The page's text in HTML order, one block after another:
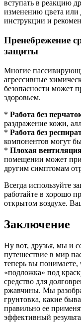
вступать в реакцию
изменению цвета или
инструкции и
Пренебрежение
защиты
Многие
агрессивные
безопасности может
здоровьем.
* Работа без
раздражение кожи,
* Работа без
компонентов могут
* Плохая
помещении может
другим симптомам
Всегда используйте
работайте в хорошо
открытом воздухе.
Заключение
Ну вот, друзья, мы и
путешествие в мир
теперь вы понимаете,
«подложка» под
средство для
ржавчины. Мы
грунтовка, какие
правильно ее
эффективный